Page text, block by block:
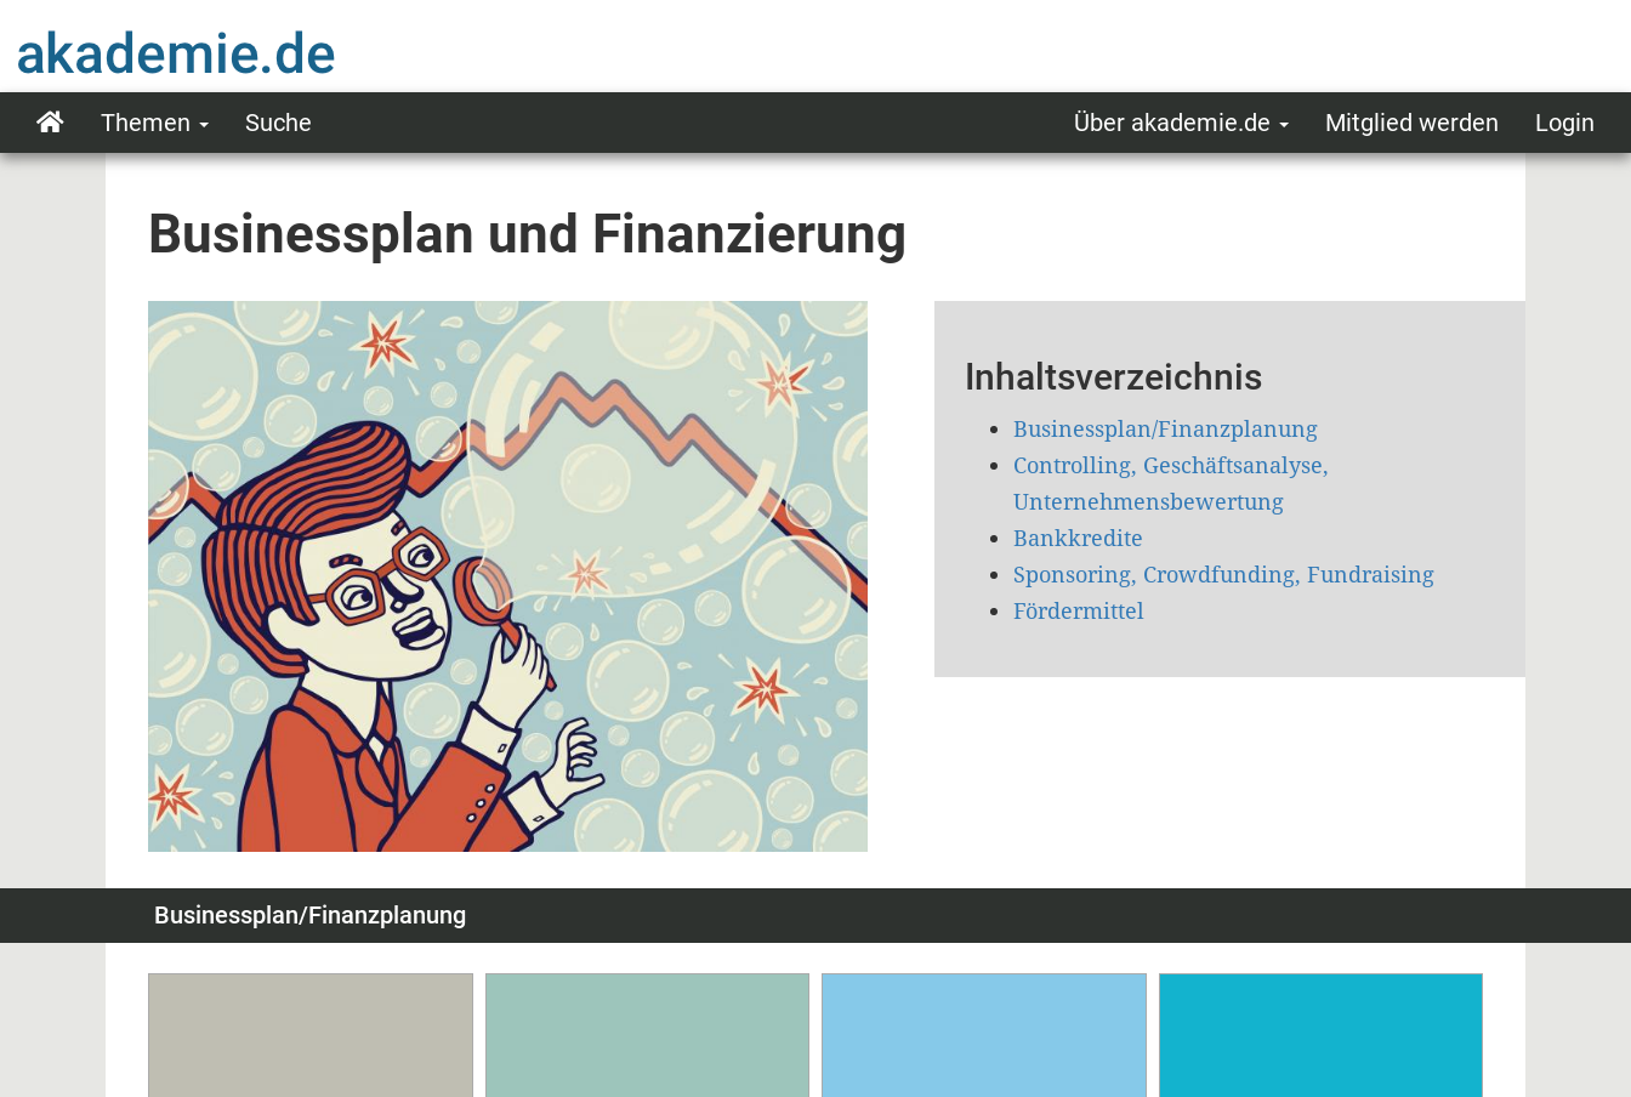
zum
Inhalt
Main
Themen Suche
User
Über akademie.de Mitglied werden Login
Businessplan und Finanzierung
Inhaltsverzeichnis
Businessplan/Finanzplanung
Controlling, Geschäftsanalyse,
Unternehmensbewertung
Bankkredite
Sponsoring, Crowdfunding, Fundraising
Fördermittel
Businessplan/Finanzplanung